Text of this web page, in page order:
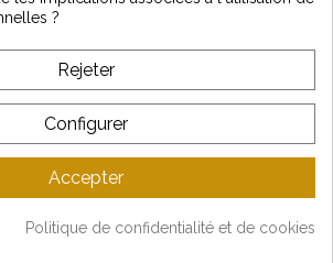
abonnant à notre newsletter, vous reconnaissez avoir pris
DE VINTAGE
CLIENT
Gestion des données
?
Rejeter
Configurer
Accepter
Politique de confidentialité et de cookies